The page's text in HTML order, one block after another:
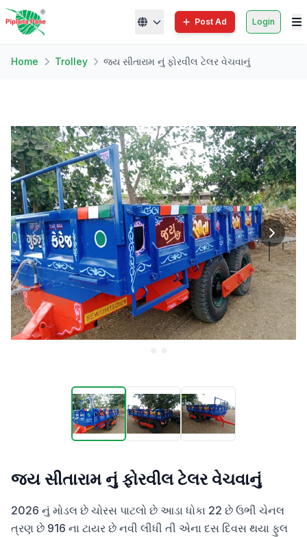
Post Ad Login
Home Trolley જય સીતારામ નું ફોરવીલ ટેલર વેચવાનું
જય સીતારામ નું ફોરવીલ ટેલર વેચવાનું
2026 નું મોડલ છે ચોરસ પાટલો છે આડા ધોકા 22 છે ઉભી ચેનલ
ત્રણ છે 916 ના ટાયર છે નવી લીધી તી એના દસ દિવસ થયા ફુલ